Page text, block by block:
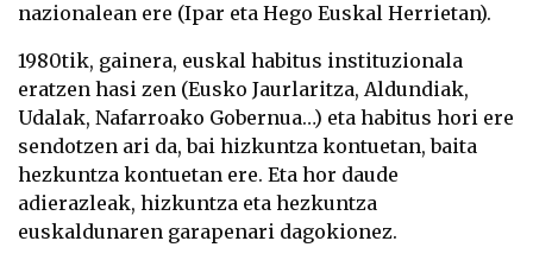
nazionalean ere (Ipar eta Hego Euskal Herrietan).
1980tik, gainera, euskal habitus instituzionala
eratzen hasi zen (Eusko Jaurlaritza, Aldundiak,
Udalak, Nafarroako Gobernua…) eta habitus hori ere
sendotzen ari da, bai hizkuntza kontuetan, baita
hezkuntza kontuetan ere. Eta hor daude
adierazleak, hizkuntza eta hezkuntza
euskaldunaren garapenari dagokionez.